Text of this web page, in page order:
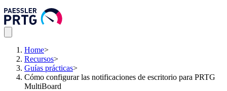
Home>
Recursos>
Guías prácticas>
Cómo configurar las notificaciones de escritorio para PRTG
MultiBoard